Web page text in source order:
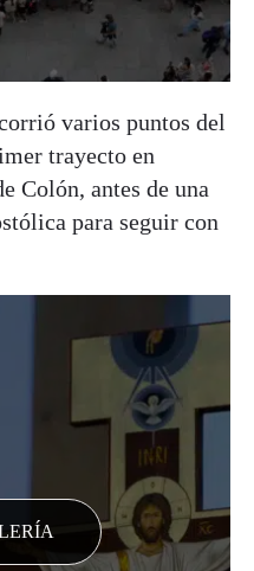
varios puntos del
trayecto en
Colón, antes de una
para seguir con